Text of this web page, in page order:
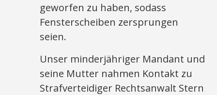
geworfen zu haben, sodass
Fensterscheiben zersprungen
seien.
Unser minderjähriger Mandant und
seine Mutter nahmen Kontakt zu
Strafverteidiger Rechtsanwalt Stern